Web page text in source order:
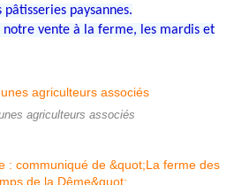
paysannes.
notre vente à la ferme, les mardis et
agriculteurs associés